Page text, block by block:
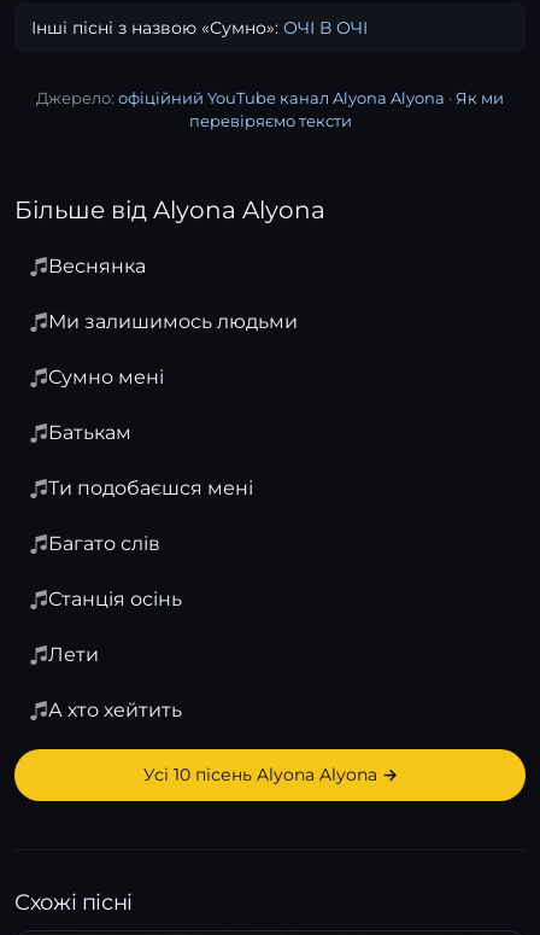
Інші пісні з назвою «Сумно»: ОЧІ В ОЧІ
Джерело: офіційний YouTube канал Alyona Alyona · Як ми
перевіряємо тексти
Більше від Alyona Alyona
Веснянка
Ми залишимось людьми
Сумно мені
Батькам
Ти подобаєшся мені
Багато слів
Станція осінь
Лети
А хто хейтить
Усі 10 пісень Alyona Alyona →
Схожі пісні